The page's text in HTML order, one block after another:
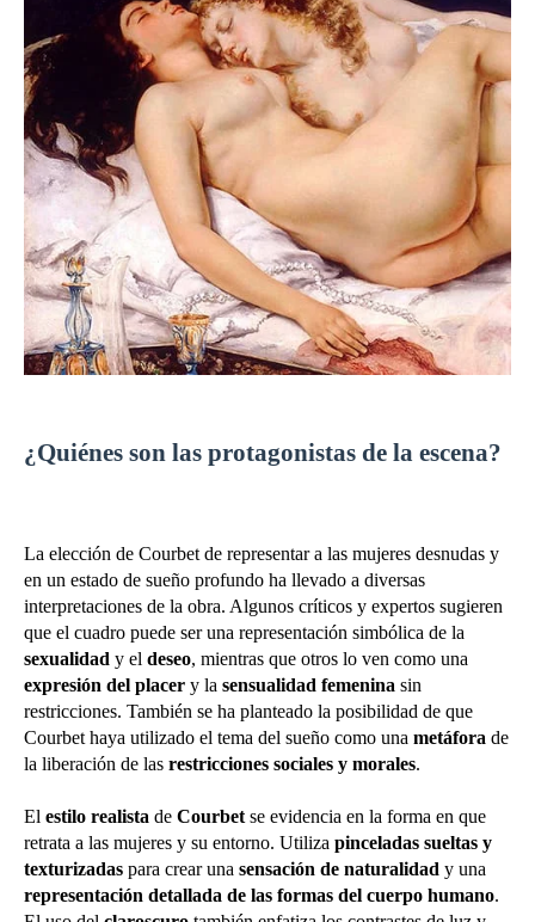
¿Quiénes son las protagonistas de la escena?
La elección de Courbet de representar a las mujeres desnudas y
en un estado de sueño profundo ha llevado a diversas
interpretaciones de la obra. Algunos críticos y expertos sugieren
que el cuadro puede ser una representación simbólica de la
sexualidad y el deseo, mientras que otros lo ven como una
expresión del placer y la sensualidad femenina sin
restricciones. También se ha planteado la posibilidad de que
Courbet haya utilizado el tema del sueño como una metáfora de
la liberación de las restricciones sociales y morales.
El estilo realista de Courbet se evidencia en la forma en que
retrata a las mujeres y su entorno. Utiliza pinceladas sueltas y
texturizadas para crear una sensación de naturalidad y una
representación detallada de las formas del cuerpo humano.